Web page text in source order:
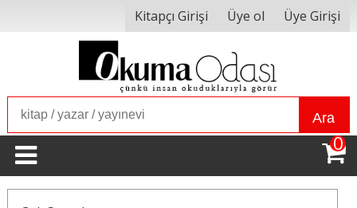
Kitapçı Girişi Üye ol Üye Girişi
Ara
0